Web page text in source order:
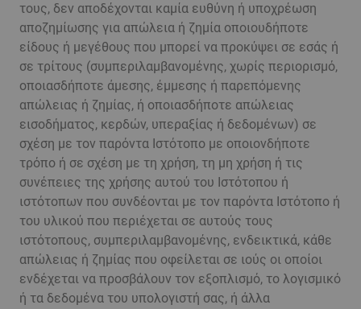
τους, δεν αποδέχονται καμία ευθύνη ή υποχρέωση
αποζημίωσης για απώλεια ή ζημία οποιουδήποτε
είδους ή μεγέθους που μπορεί να προκύψει σε εσάς ή
σε τρίτους (συμπεριλαμβανομένης, χωρίς περιορισμό,
οποιασδήποτε άμεσης, έμμεσης ή παρεπόμενης
απώλειας ή ζημίας, ή οποιασδήποτε απώλειας
εισοδήματος, κερδών, υπεραξίας ή δεδομένων) σε
σχέση με τον παρόντα Ιστότοπο με οποιονδήποτε
τρόπο ή σε σχέση με τη χρήση, τη μη χρήση ή τις
συνέπειες της χρήσης αυτού του Ιστότοπου ή
ιστότοπων που συνδέονται με τον παρόντα Ιστότοπο ή
του υλικού που περιέχεται σε αυτούς τους
ιστότοπους, συμπεριλαμβανομένης, ενδεικτικά, κάθε
απώλειας ή ζημίας που οφείλεται σε ιούς οι οποίοι
ενδέχεται να προσβάλουν τον εξοπλισμό, το λογισμικό
ή τα δεδομένα του υπολογιστή σας, ή άλλα